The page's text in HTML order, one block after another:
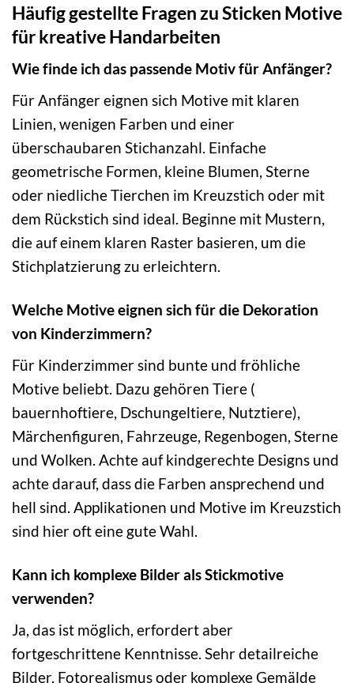
Häufig gestellte Fragen zu Sticken Motive
für kreative Handarbeiten
Wie finde ich das passende Motiv für Anfänger?
Für Anfänger eignen sich Motive mit klaren
Linien, wenigen Farben und einer
überschaubaren Stichanzahl. Einfache
geometrische Formen, kleine Blumen, Sterne
oder niedliche Tierchen im Kreuzstich oder mit
dem Rückstich sind ideal. Beginne mit Mustern,
die auf einem klaren Raster basieren, um die
Stichplatzierung zu erleichtern.
Welche Motive eignen sich für die Dekoration
von Kinderzimmern?
Für Kinderzimmer sind bunte und fröhliche
Motive beliebt. Dazu gehören Tiere (
bauernhoftiere, Dschungeltiere, Nutztiere),
Märchenfiguren, Fahrzeuge, Regenbogen, Sterne
und Wolken. Achte auf kindgerechte Designs und
achte darauf, dass die Farben ansprechend und
hell sind. Applikationen und Motive im Kreuzstich
sind hier oft eine gute Wahl.
Kann ich komplexe Bilder als Stickmotive
verwenden?
Ja, das ist möglich, erfordert aber
fortgeschrittene Kenntnisse. Sehr detailreiche
Bilder, Fotorealismus oder komplexe Gemälde